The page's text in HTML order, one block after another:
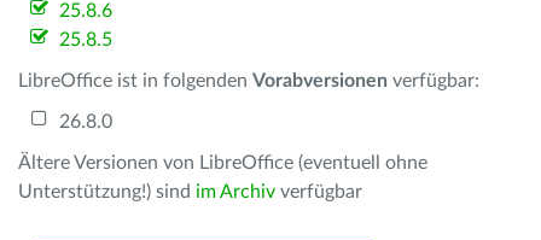
25.8.6
25.8.5
LibreOffice ist in folgenden Vorabversionen verfügbar:
26.8.0
Ältere Versionen von LibreOffice (eventuell ohne
Unterstützung!) sind im Archiv verfügbar